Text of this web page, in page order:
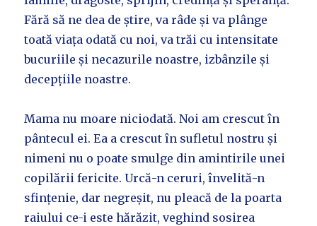
Fără să ne dea de știre, va râde și va plânge
toată viața odată cu noi, va trăi cu intensitate
bucuriile și necazurile noastre, izbânzile și
decepțiile noastre.
Mama nu moare niciodată. Noi am crescut în
pântecul ei. Ea a crescut în sufletul nostru și
nimeni nu o poate smulge din amintirile unei
copilării fericite. Urcă-n ceruri, învelită-n
sfințenie, dar negreșit, nu pleacă de la poarta
raiului ce-i este hărăzit, veghind sosirea